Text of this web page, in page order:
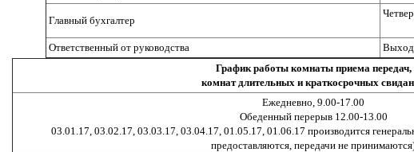
Главный бухгалтер
Ответственный от руководства
График работы комнаты приема передач,
комнат длительных и краткосрочных
Ежедневно, 9.00-17.00
Обеденный перерыв 12.00-13.00
03.01.17, 03.02.17, 03.03.17, 03.04.17, 01.05.17, 01.06.17 производится
предоставляются, передачи не